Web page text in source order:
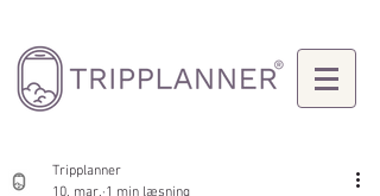
Tripplanner
10. mar. 1 min læsning